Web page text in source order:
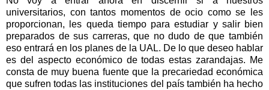
universitarios, con tantos momentos de ocio como se les
proporcionan, les queda tiempo para estudiar y salir bien
preparados de sus carreras, que no dudo de que también
eso entrará en los planes de la UAL. De lo que deseo hablar
es del aspecto económico de todas estas zarandajas. Me
consta de muy buena fuente que la precariedad económica
que sufren todas las instituciones del país también ha hecho